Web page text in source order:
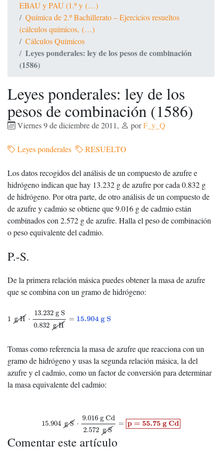
EBAU y PAU (1.º y (…)
Química de 2.º Bachillerato – Ejercicios resueltos
(cálculos químicos, (…)
Cálculos Químicos
Leyes ponderales: ley de los pesos de combinación
(1586)
Leyes ponderales: ley de los
pesos de combinación (1586)
Viernes 9 de diciembre de 2011, porF_y_Q
Leyes ponderales RESUELTO
Los datos recogidos del análisis de un compuesto de azufre e
hidrógeno indican que hay 13.232 g de azufre por cada 0.832 g
de hidrógeno. Por otra parte, de otro análisis de un compuesto de
de azufre y cadmio se obtiene que 9.016 g de cadmio están
combinados con 2.572 g de azufre. Halla el peso de combinación
o peso equivalente del cadmio.
P.-S.
De la primera relación másica puedes obtener la masa de azufre
que se combina con un gramo de hidrógeno:
1 g H ⋅
13.232 g S
0.832 g H
= 15.904 g S
13.232 g S0.832
Tomas como referencia la masa de azufre que reacciona con un
gramo de hidrógeno y usas la segunda relación másica, la del
azufre y el cadmio, como un factor de conversión para determinar
la masa equivalente del cadmio:
15.904 g S ⋅
9.016 g Cd
2.572 g S
= p = 55.75 g Cd
9.016 g Cd2.572
Comentar este artículo